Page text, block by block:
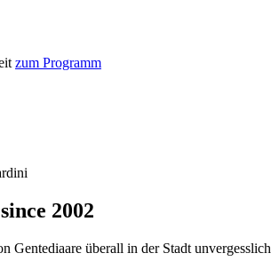
zum Programm
2002
Gentediaare überall in der Stadt